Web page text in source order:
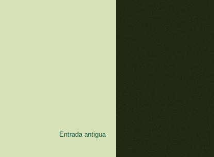
Entrada antigua